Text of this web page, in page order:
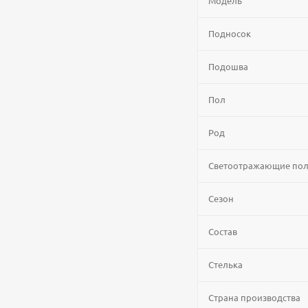
Подносок
Подошва
Пол
Род
Светоотражающие
Сезон
Состав
Стелька
Страна производства